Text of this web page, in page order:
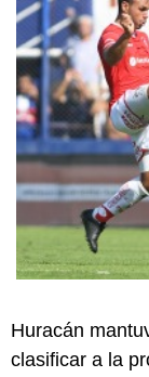
Huracán
clasificar a la